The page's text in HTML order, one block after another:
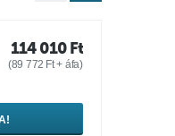
114 010 Ft
(89 772 Ft+ áfa)